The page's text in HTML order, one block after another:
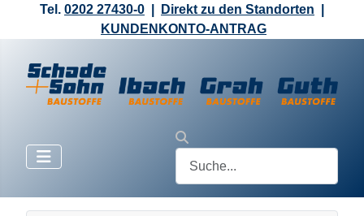
Tel. 0202 27430-0 Direkt zu den Standorten
KUNDENKONTO-ANTRAG